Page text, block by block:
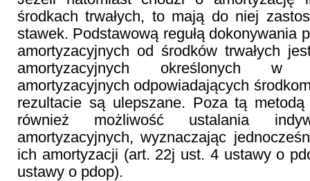
środkach trwałych, to mają do niej
stawek. Podstawową regułą dokonywania
amortyzacyjnych od środków trwałych
amortyzacyjnych określonych w
amortyzacyjnych odpowiadających
rezultacie są ulepszane. Poza tą
również możliwość ustalania
amortyzacyjnych, wyznaczając
ich amortyzacji (art. 22j ust. 4 ustawy o
ustawy o pdop).